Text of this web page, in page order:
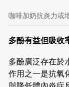
咖啡加奶抗炎力或
多酚有益但吸收
多酚廣泛存在於
作用之一是抗氧